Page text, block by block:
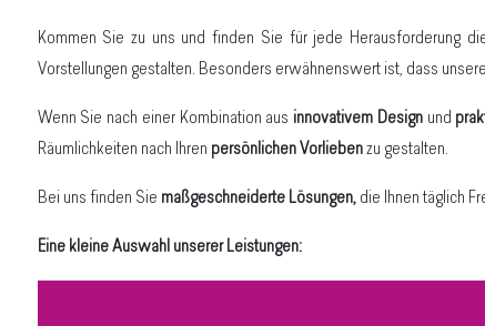
Kommen Sie zu uns und finden Sie für jede Herausforderung
Vorstellungen gestalten. Besonders erwähnenswert ist, dass
Wenn Sie nach einer Kombination aus innovativem Designund
Räumlichkeiten nach Ihren persönlichen Vorliebenzu gestalten.
Bei uns finden Sie maßgeschneiderte Lösungen,die Ihnen täglich
Eine kleine Auswahl unserer Leistungen: